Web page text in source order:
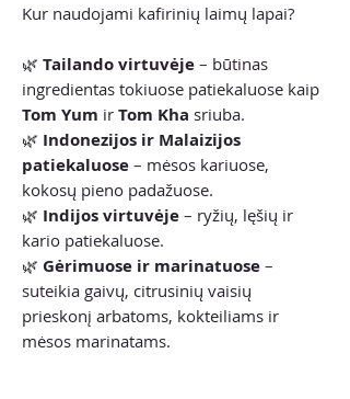
Kur naudojami kafirinių laimų lapai?
🌿 Tailando virtuvėje – būtinas
ingredientas tokiuose patiekaluose kaip
Tom Yum ir Tom Kha sriuba.
🌿 Indonezijos ir Malaizijos
patiekaluose – mėsos kariuose,
kokosų pieno padažuose.
🌿 Indijos virtuvėje – ryžių, lęšių ir
kario patiekaluose.
🌿 Gėrimuose ir marinatuose –
suteikia gaivų, citrusinių vaisių
prieskonį arbatoms, kokteiliams ir
mėsos marinatams.